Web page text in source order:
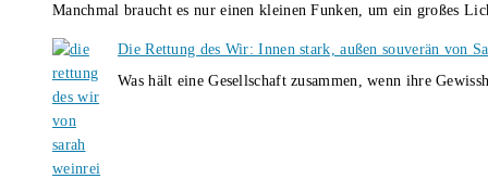
Manchmal braucht es nur einen kleinen Funken, um ein großes
Die Rettung des Wir: Innen stark, außen souverän von
Was hält eine Gesellschaft zusammen, wenn ihre